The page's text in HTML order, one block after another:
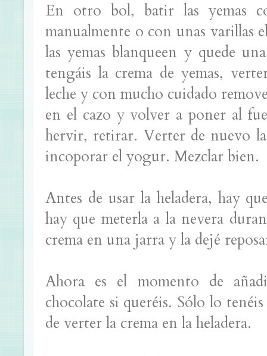
En otro bol, batir las yemas
manualmente o con unas varillas
las yemas blanqueen y quede
tengáis la crema de yemas,
leche y con mucho cuidado
en el cazo y volver a poner al
hervir, retirar. Verter de nuevo
incoporar el yogur. Mezclar bien.
Antes de usar la heladera, hay
hay que meterla a la nevera
crema en una jarra y la dejé
Ahora es el momento de
chocolate si queréis. Sólo lo
de verter la crema en la heladera.